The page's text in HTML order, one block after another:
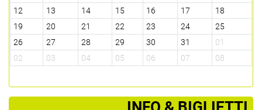
12
13 14 15 16 17
18
19
20 21 22 23 24
25
26
27 28 29 30 31
01
02
03 04 05 06 07 08